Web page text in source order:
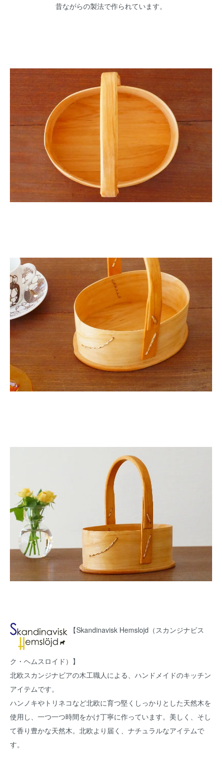
昔ながらの製法で作られています。
【Skandinavisk Hemslojd（スカンジナビス
ク・ヘムスロイド）】
北欧スカンジナビアの木工職人による、ハンドメイドのキッチン
アイテムです。
ハンノキやトリネコなど北欧に育つ堅くしっかりとした天然木を
使用し、一つ一つ時間をかけ丁寧に作っています。美しく、そし
て香り豊かな天然木。北欧より届く、ナチュラルなアイテムで
す。